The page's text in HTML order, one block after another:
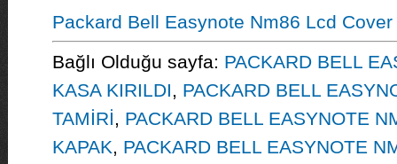
Packard Bell Easynote Nm86 Lcd
Bağlı Olduğu sayfa: PACKARD BELL
KASA KIRILDI, PACKARD BELL
TAMİRİ, PACKARD BELL EASYNOTE
KAPAK, PACKARD BELL EASYNOTE